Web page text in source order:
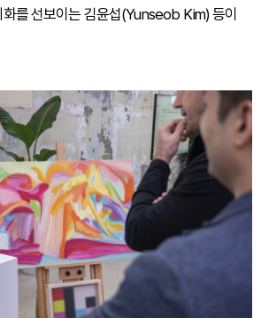
를 선보이는 김윤섭(Yunseob Kim) 등이